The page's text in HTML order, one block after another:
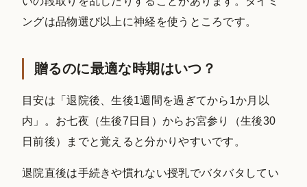
ングは品物選び以上に神経を使うところです。
贈るのに最適な時期はいつ？
目安は「退院後、生後1週間を過ぎてから1か月以
内」。お七夜（生後7日目）からお宮参り（生後30
日前後）までと覚えると分かりやすいです。
退院直後は手続きや慣れない授乳でバタバタしてい